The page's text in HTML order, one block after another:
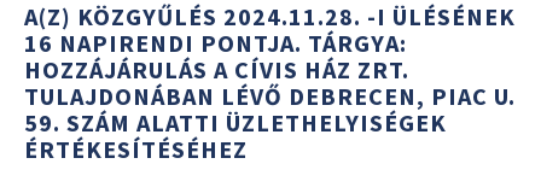
A(Z) KÖZGYŰLÉS 2024.11.28. -I ÜLÉSÉNEK
16 NAPIRENDI PONTJA. TÁRGYA:
HOZZÁJÁRULÁS A CÍVIS HÁZ ZRT.
TULAJDONÁBAN LÉVŐ DEBRECEN, PIAC U.
59. SZÁM ALATTI ÜZLETHELYISÉGEK
ÉRTÉKESÍTÉSÉHEZ